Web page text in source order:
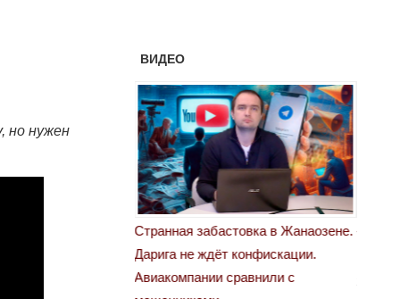
но нужен
ВИДЕО
«Новый Казахстан не говорит всей
правды»
29.10.2024 09:00 39623